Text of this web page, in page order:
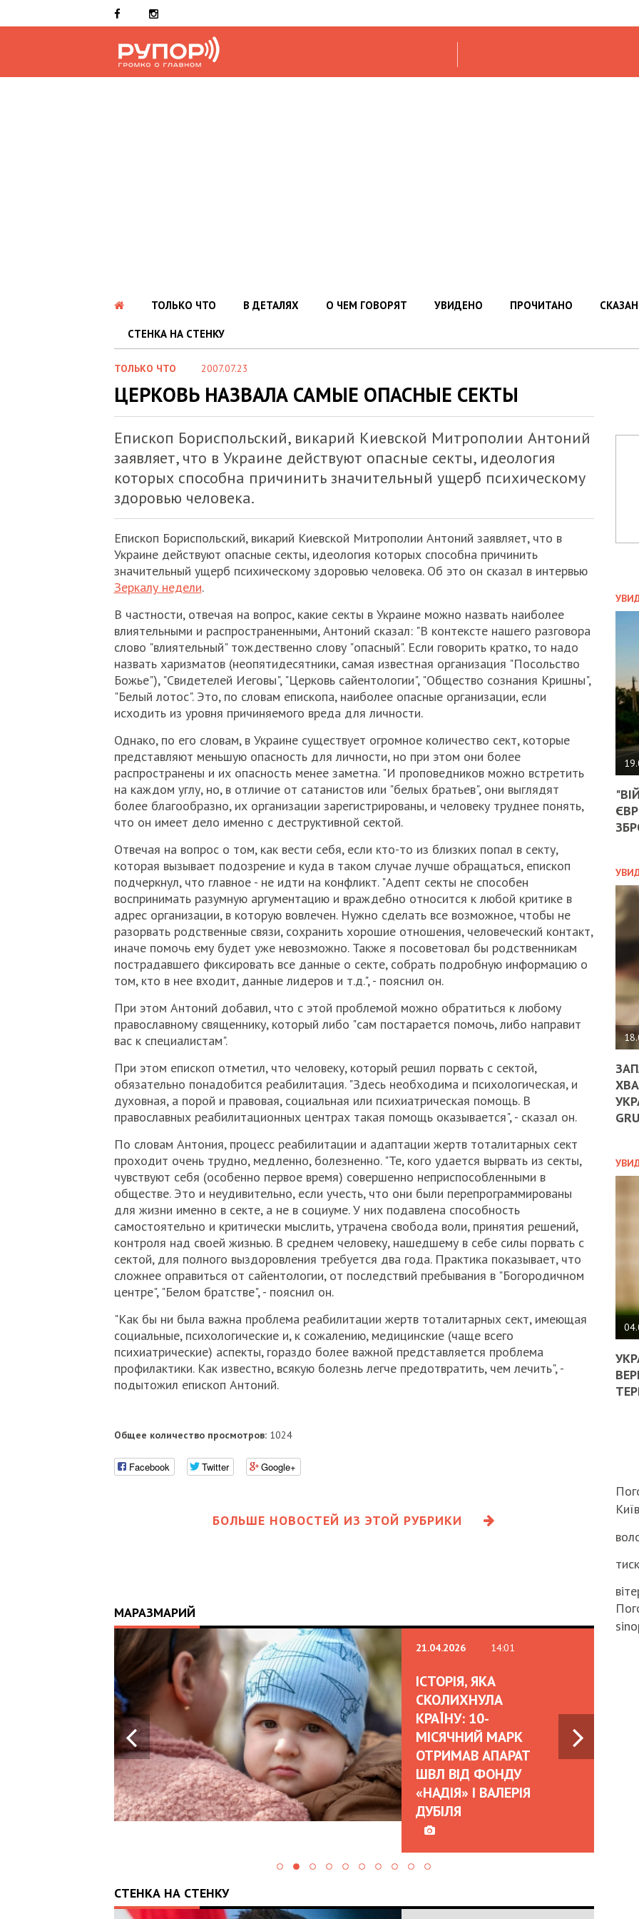
ТОЛЬКО ЧТО В ДЕТАЛЯХ О ЧЕМ ГОВОРЯТ УВИДЕНО ПРОЧИТАНО
СТЕНКА НА СТЕНКУ
ТОЛЬКО ЧТО 2007.07.23
ЦЕРКОВЬ НАЗВАЛА САМЫЕ ОПАСНЫЕ СЕКТЫ
Епископ Бориспольский, викарий Киевской Митрополии Антоний
заявляет, что в Украине действуют опасные секты, идеология
которых способна причинить значительный ущерб психическому
здоровью человека.
Епископ Бориспольский, викарий Киевской Митрополии Антоний заявляет, что в
Украине действуют опасные секты, идеология которых способна причинить
значительный ущерб психическому здоровью человека. Об это он сказал в интервью
Зеркалу недели.
В частности, отвечая на вопрос, какие секты в Украине можно назвать наиболее
влиятельными и распространенными, Антоний сказал: "В контексте нашего разговора
слово "влиятельный" тождественно слову "опасный". Если говорить кратко, то надо
назвать харизматов (неопятидесятники, самая известная организация "Посольство
Божье"), "Свидетелей Иеговы", "Церковь сайентологии", "Общество сознания Кришны",
"Белый лотос". Это, по словам епископа, наиболее опасные организации, если
исходить из уровня причиняемого вреда для личности.
Однако, по его словам, в Украине существует огромное количество сект, которые
представляют меньшую опасность для личности, но при этом они более
распространены и их опасность менее заметна. "И проповедников можно встретить
на каждом углу, но, в отличие от сатанистов или "белых братьев", они выглядят
более благообразно, их организации зарегистрированы, и человеку труднее понять,
что он имеет дело именно с деструктивной сектой.
Отвечая на вопрос о том, как вести себя, если кто-то из близких попал в секту,
которая вызывает подозрение и куда в таком случае лучше обращаться, епископ
подчеркнул, что главное - не идти на конфликт. "Адепт секты не способен
воспринимать разумную аргументацию и враждебно относится к любой критике в
адрес организации, в которую вовлечен. Нужно сделать все возможное, чтобы не
разорвать родственные связи, сохранить хорошие отношения, человеческий контакт,
иначе помочь ему будет уже невозможно. Также я посоветовал бы родственникам
пострадавшего фиксировать все данные о секте, собрать подробную информацию о
том, кто в нее входит, данные лидеров и т.д.", - пояснил он.
При этом Антоний добавил, что с этой проблемой можно обратиться к любому
православному священнику, который либо "сам постарается помочь, либо направит
вас к специалистам".
При этом епископ отметил, что человеку, который решил порвать с сектой,
обязательно понадобится реабилитация. "Здесь необходима и психологическая, и
духовная, а порой и правовая, социальная или психиатрическая помощь. В
православных реабилитационных центрах такая помощь оказывается", - сказал он.
По словам Антония, процесс реабилитации и адаптации жертв тоталитарных сект
проходит очень трудно, медленно, болезненно. "Те, кого удается вырвать из секты,
чувствуют себя (особенно первое время) совершенно неприспособленными в
обществе. Это и неудивительно, если учесть, что они были перепрограммированы
для жизни именно в секте, а не в социуме. У них подавлена способность
самостоятельно и критически мыслить, утрачена свобода воли, принятия решений,
контроля над своей жизнью. В среднем человеку, нашедшему в себе силы порвать с
сектой, для полного выздоровления требуется два года. Практика показывает, что
сложнее оправиться от сайентологии, от последствий пребывания в "Богородичном
центре", "Белом братстве", - пояснил он.
"Как бы ни была важна проблема реабилитации жертв тоталитарных сект, имеющая
социальные, психологические и, к сожалению, медицинские (чаще всего
психиатрические) аспекты, гораздо более важной представляется проблема
профилактики. Как известно, всякую болезнь легче предотвратить, чем лечить", -
подытожил епископ Антоний.
Общее количество просмотров:1024
Facebook Twitter Google+
БОЛЬШЕ НОВОСТЕЙ ИЗ ЭТОЙ РУБРИКИ
МАРАЗМАРИЙ
21.04.2026 14:01
ІСТОРІЯ, ЯКА
СКОЛИХНУЛА
КРАЇНУ: 10-
МІСЯЧНИЙ МАРК
ОТРИМАВ АПАРАТ
ШВЛ ВІД ФОНДУ
«НАДІЯ» І ВАЛЕРІЯ
ДУБІЛЯ
СТЕНКА НА СТЕНКУ
НА
ДО
ЄС
-
НА
Київ